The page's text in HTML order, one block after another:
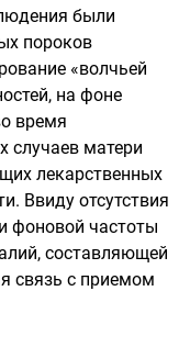
были
пороков
«волчьей
на фоне
время
случаев матери
лекарственных
Ввиду отсутствия
фоновой частоты
составляющей
связь с приемом